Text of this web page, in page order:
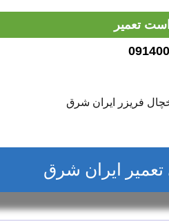
تعمیر
تعمیر ایران شرق